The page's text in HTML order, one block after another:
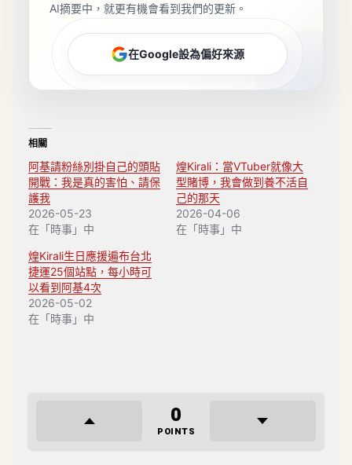
AI摘要中，就更有機會看到我們的更新。
在Google設為偏好來源
相關
阿基請粉絲別掛自己的頭貼
開戰：我是真的害怕、請保
護我
2026-05-23
在「時事」中
煌Kirali：當VTuber就像大
型賭博，我會做到養不活自
己的那天
2026-04-06
在「時事」中
煌Kirali生日應援遍布台北
捷運25個站點，每小時可
以看到阿基4次
2026-05-02
在「時事」中
0
POINTS